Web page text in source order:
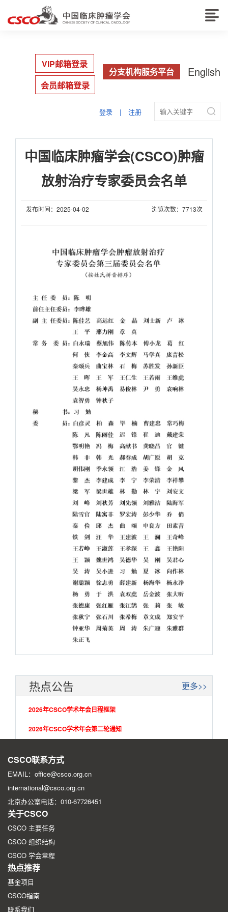
English
分支机构服务平台
VIP邮箱登录
会员邮箱登录

登录 | 注册
中国临床肿瘤学会(CSCO)肿瘤
放射治疗专家委员会名单
发布时间：2025-04-02 浏览次数：7713次
热点公告 更多>>
2026年CSCO学术年会日程框架
2026年CSCO学术年会第二轮通知
CSCO联系方式
EMAIL：office@csco.org.cn
international@csco.org.cn
北京办公室电话：010-67726451
关于CSCO
CSCO 主要任务
CSCO 组织结构
CSCO 学会章程
热点推荐
基金项目
CSCO指南
联系我们